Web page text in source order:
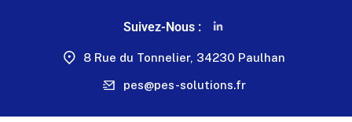
Suivez-Nous :
8 Rue du Tonnelier, 34230 Paulhan
pes@pes-solutions.fr